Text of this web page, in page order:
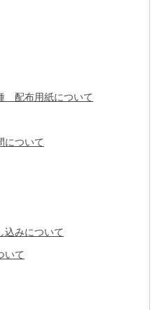
配布用紙について
について
込みについて
いて